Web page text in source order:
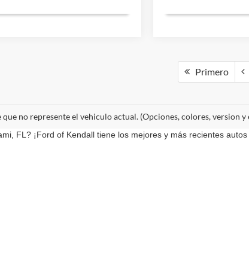
Primero
que no represente el vehiculo actual. (Opciones, colores, version
FL? ¡Ford of Kendall tiene los mejores y más recientes